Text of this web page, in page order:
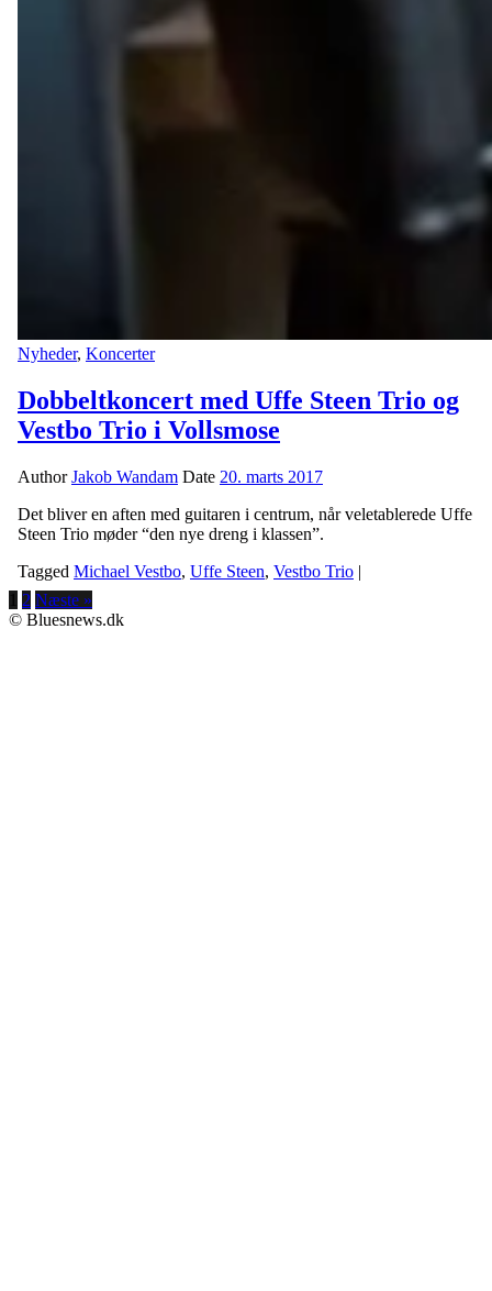
Nyheder, Koncerter
Dobbeltkoncert med Uffe Steen Trio og
Vestbo Trio i Vollsmose
AuthorJakob Wandam Date 20. marts 2017
Det bliver en aften med guitaren i centrum, når veletablerede Uffe
Steen Trio møder “den nye dreng i klassen”.
Tagged Michael Vestbo, Uffe Steen, Vestbo Trio |
2 Næste »
© Bluesnews.dk